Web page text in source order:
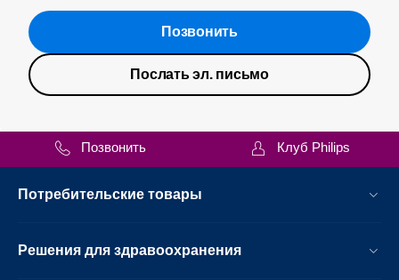
Позвонить
Послать эл. письмо
Позвонить Клуб Philips
Потребительские товары
Решения для здравоохранения